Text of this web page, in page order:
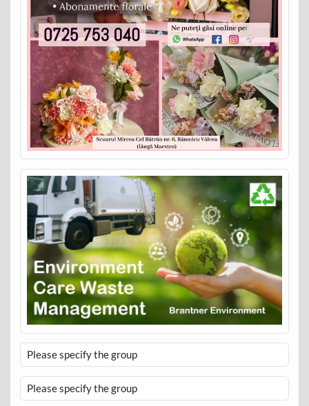
Please specify the group
Please specify the group